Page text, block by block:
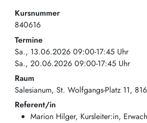
Kursnummer
840616
Termine
Sa., 13.06.2026 09:00-17:45 Uhr
Sa., 20.06.2026 09:00-17:45 Uhr
Raum
Salesianum St. Wolfgangs-Platz 11
Referent/in
Marion Hilger, Kursleiter:in,